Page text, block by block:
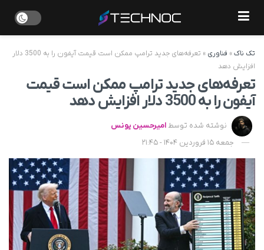
تک ناک» فناوری »
تعرفه‌های جدید ترامپ ممکن است قیمت آیفون را به 3500 دلار
افزایش دهد
تعرفه‌های جدید ترامپ ممکن است قیمت
آیفون را به 3500 دلار افزایش دهد
نوشته شده توسط امیرحسین یونس
جمعه 15 فروردین 1404 - 21:45